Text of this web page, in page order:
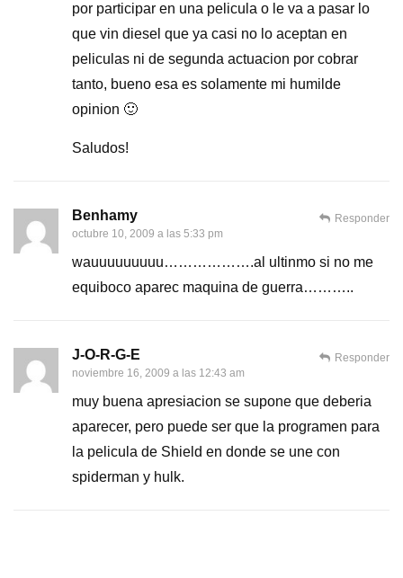
por participar en una pelicula o le va a pasar lo
que vin diesel que ya casi no lo aceptan en
peliculas ni de segunda actuacion por cobrar
tanto, bueno esa es solamente mi humilde
opinion 🙂
Saludos!
Benhamy
octubre 10, 2009 a las 5:33 pm
wauuuuuuuuu……………….al ultinmo si no me
equiboco aparec maquina de guerra………..
Responder
J-O-R-G-E
noviembre 16, 2009 a las 12:43 am
muy buena apresiacion se supone que deberia
aparecer, pero puede ser que la programen para
la pelicula de Shield en donde se une con
spiderman y hulk.
Responder